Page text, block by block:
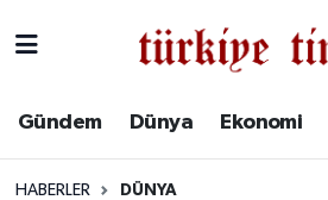
Gündem Dünya Ekonomi
HABERLER DÜNYA